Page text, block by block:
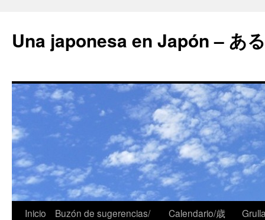
Una japonesa en Japón – あ
Inicio
Buzón de sugerencias/
Calendario/歳